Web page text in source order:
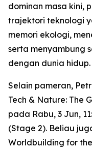
dominan masa kini,
trajektori teknologi
memori ekologi,
serta menyambung
dengan dunia hidup.
Selain pameran,
Tech & Nature: The
pada Rabu, 3 Jun,
(Stage 2). Beliau
Worldbuilding for the